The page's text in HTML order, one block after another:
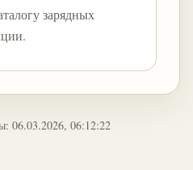
зарядных
06.03.2026, 06:12:22